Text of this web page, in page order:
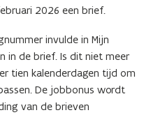
2026 een brief.
invulde in Mijn
in de brief. Is dit niet meer
tien kalenderdagen tijd om
De jobbonus wordt
van de brieven